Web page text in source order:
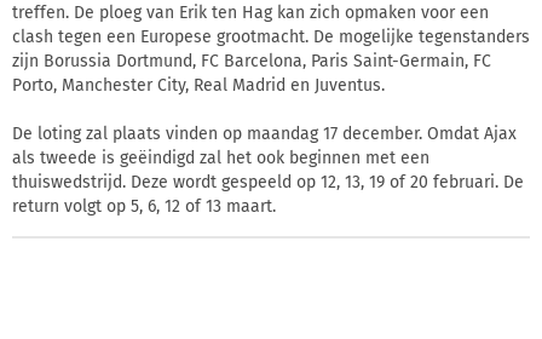
treffen. De ploeg van Erik ten Hag kan zich opmaken voor een
clash tegen een Europese grootmacht. De mogelijke tegenstanders
zijn Borussia Dortmund, FC Barcelona, Paris Saint-Germain, FC
Porto, Manchester City, Real Madrid en Juventus.
De loting zal plaats vinden op maandag 17 december. Omdat Ajax
als tweede is geëindigd zal het ook beginnen met een
thuiswedstrijd. Deze wordt gespeeld op 12, 13, 19 of 20 februari. De
return volgt op 5, 6, 12 of 13 maart.